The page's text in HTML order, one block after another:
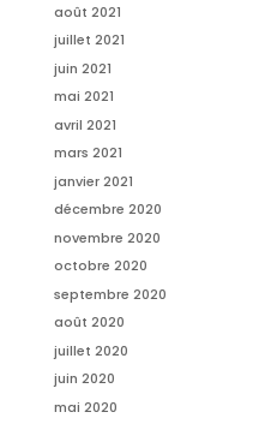
août 2021
juillet 2021
juin 2021
mai 2021
avril 2021
mars 2021
janvier 2021
décembre 2020
novembre 2020
octobre 2020
septembre 2020
août 2020
juillet 2020
juin 2020
mai 2020